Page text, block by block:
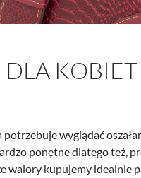
KOBIET
wyglądać
ponętne dlatego też,
walory kupujemy idealnie